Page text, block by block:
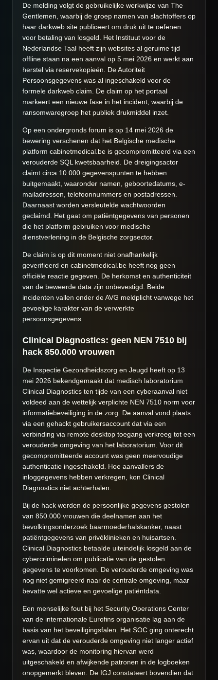
De melding volgt de gebruikelijke werkwijze van The
Gentlemen, waarbij de groep namen van slachtoffers op
haar darkweb site publiceert om druk uit te oefenen
voor betaling van losgeld. Het Instituut voor de
Nederlandse Taal heeft zijn websites al geruime tijd
offline staan na een aanval op 5 mei 2026 en werkt aan
herstel via reservekopieën. De Autoriteit
Persoonsgegevens was al ingeschakeld voor de
formele darkweb claim. De claim op het portaal
markeert een nieuwe fase in het incident, waarbij de
ransomwaregroep het publiek drukmiddel inzet.
Op een ondergronds forum is op 14 mei 2026 de
bewering verschenen dat het Belgische medische
platform cabinetmedical.be is gecompromitteerd via een
verouderde SQL kwetsbaarheid. De dreigingsactor
claimt circa 10.000 gegevenspunten te hebben
buitgemaakt, waaronder namen, geboortedatums, e-
mailadressen, telefoonnummers en postadressen.
Daarnaast worden versleutelde wachtwoorden
geclaimd. Het gaat om patiëntgegevens van personen
die het platform gebruiken voor medische
dienstverlening in de Belgische zorgsector.
De claim is op dit moment niet onafhankelijk
geverifieerd en cabinetmedical.be heeft nog geen
officiële reactie gegeven. De herkomst en authenticiteit
van de beweerde data zijn onbevestigd. Beide
incidenten vallen onder de AVG meldplicht vanwege het
gevoelige karakter van de verwerkte
persoonsgegevens.
Clinical Diagnostics: geen NEN 7510 bij
hack 850.000 vrouwen
De Inspectie Gezondheidszorg en Jeugd heeft op 13
mei 2026 bekendgemaakt dat medisch laboratorium
Clinical Diagnostics ten tijde van een cyberaanval niet
voldeed aan de wettelijk verplichte NEN 7510 norm voor
informatiebeveiliging in de zorg. De aanval vond plaats
via een gehackt gebruikersaccount dat via een
verbinding via remote desktop toegang verkreeg tot een
verouderde omgeving van het laboratorium. Voor dit
gecompromitteerde account was geen meervoudige
authenticatie ingeschakeld. Hoe aanvallers de
inloggegevens hebben verkregen, kon Clinical
Diagnostics niet achterhalen.
Bij de hack werden de persoonlijke gegevens gestolen
van 850.000 vrouwen die deelnamen aan het
bevolkingsonderzoek baarmoederhalskanker, naast
patiëntgegevens van privéklinieken en huisartsen.
Clinical Diagnostics betaalde uiteindelijk losgeld aan de
cybercriminelen om publicatie van de gestolen
gegevens te voorkomen. De verouderde omgeving was
nog niet gemigreerd naar de centrale omgeving, maar
bevatte wel actieve en gevoelige patiëntdata.
Een menselijke fout bij het Security Operations Center
van de internationale Eurofins organisatie lag aan de
basis van het beveiligingsfalen. Het SOC ging onterecht
ervan uit dat de verouderde omgeving niet langer actief
was, waardoor de monitoring hiervan werd
uitgeschakeld en afwijkende patronen in de logboeken
onopgemerkt bleven. De IGJ constateert bovendien dat